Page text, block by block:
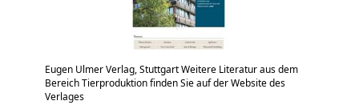
Eugen Ulmer Verlag, Stuttgart Weitere Literatur aus dem
Bereich Tierproduktion finden Sie auf der Website des
Verlages